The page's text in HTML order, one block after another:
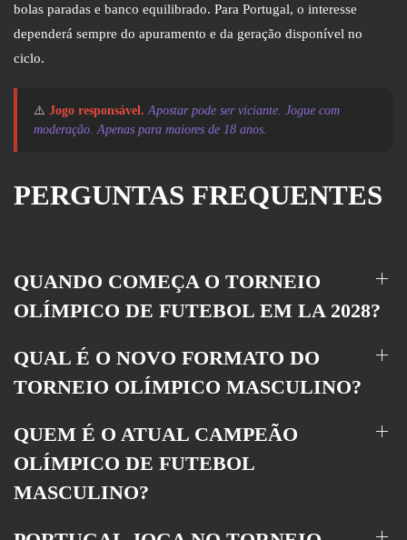
bolas paradas e banco equilibrado. Para Portugal, o interesse
dependerá sempre do apuramento e da geração disponível no
ciclo.
⚠️ Jogo responsável. Apostar pode ser viciante. Jogue com
moderação. Apenas para maiores de 18 anos.
PERGUNTAS FREQUENTES
QUANDO COMEÇA O TORNEIO
OLÍMPICO DE FUTEBOL EM LA 2028?
QUAL É O NOVO FORMATO DO
TORNEIO OLÍMPICO MASCULINO?
QUEM É O ATUAL CAMPEÃO
OLÍMPICO DE FUTEBOL
MASCULINO?